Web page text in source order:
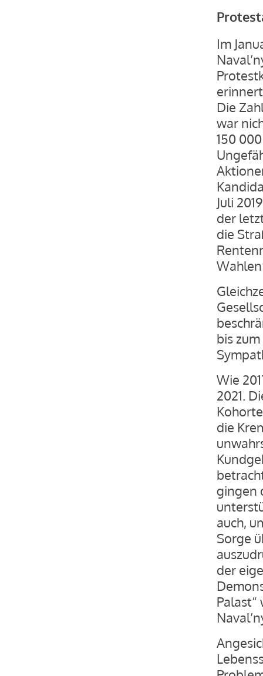
Im
Die
war
150
Juli
der
die
bis
Wie
2021.
die
gingen
auch,
Sorge
der